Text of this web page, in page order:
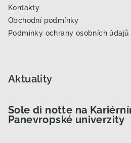
Kontakty
Obchodní podmínky
Podmínky ochrany osobních údajů
Aktuality
Sole di notte na
Panevropské univerzity